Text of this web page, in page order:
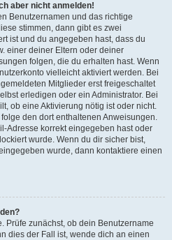
aber nicht anmelden!
Benutzernamen und das richtige
stimmen, dann gibt es zwei
ist und du angegeben hast, dass du
einer deiner Eltern oder deiner
folgen, die du erhalten hast. Wenn
vielleicht aktiviert werden. Bei
Mitglieder erst freigeschaltet
erledigen oder ein Administrator. Bei
ob eine Aktivierung nötig ist oder nicht.
den dort enthaltenen Anweisungen.
Adresse korrekt eingegeben hast oder
wurde. Wenn du dir sicher bist,
wurde, dann kontaktiere einen
Prüfe zunächst, ob dein Benutzername
dies der Fall ist, wende dich an einen